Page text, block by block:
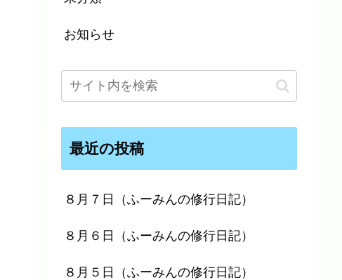
お知らせ
最近の投稿
８月７日（ふーみんの修行日記）
８月６日（ふーみんの修行日記）
８月５日（ふーみんの修行日記）